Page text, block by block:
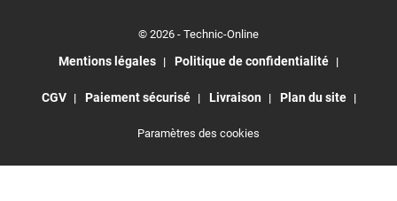
© 2026 - Technic-Online
Mentions légales Politique de confidentialité
CGV Paiement sécurisé Livraison Plan du site
Paramètres des cookies